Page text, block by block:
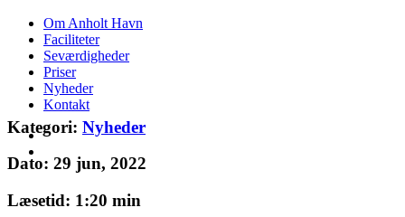
Om Anholt Havn
Faciliteter
Seværdigheder
Priser
Nyheder
Kontakt
Kategori: Nyheder
Dato: 29 jun, 2022
Læsetid: 1:20 min